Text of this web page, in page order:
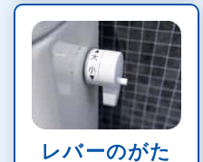
レバーのがた